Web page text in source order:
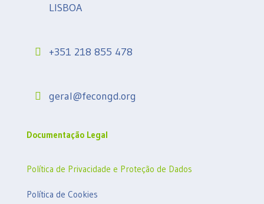
LISBOA
+351 218 855 478
geral@fecongd.org
Documentação Legal
Política de Privacidade e Proteção de Dados
Política de Cookies